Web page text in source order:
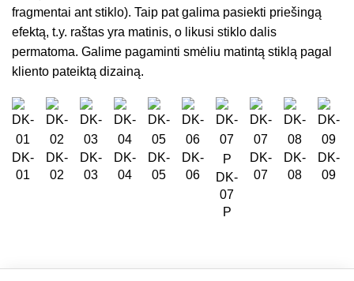
fragmentai ant stiklo). Taip pat galima pasiekti priešingą
efektą, t.y. raštas yra matinis, o likusi stiklo dalis
permatoma. Galime pagaminti smėliu matintą stiklą pagal
kliento pateiktą dizainą.
DK-
01
DK-
02
DK-
03
DK-
04
DK-
05
DK-
06
DK-
07
P
DK-
07
DK-
08
DK-
09